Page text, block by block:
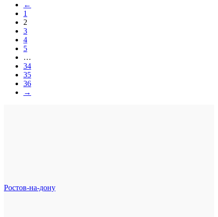
←
1
2
3
4
5
…
34
35
36
→
Ростов-на-дону